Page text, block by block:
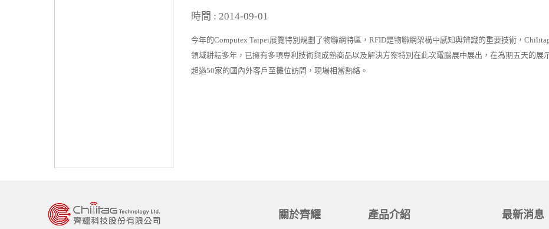
時間 : 2014-09-01
今年的Computex Taipei展覽特別規劃了物聯網特區，RFID是物聯網架構中感知與辨識的重要技術，
領域耕耘多年，已擁有多項專利技術與成熟商品以及解決方案特別在此次電腦展中展出，在為期五天的展
超過50家的國內外客戶至攤位訪問，現場相當熱絡。
關於齊耀 產品介紹 最新消息